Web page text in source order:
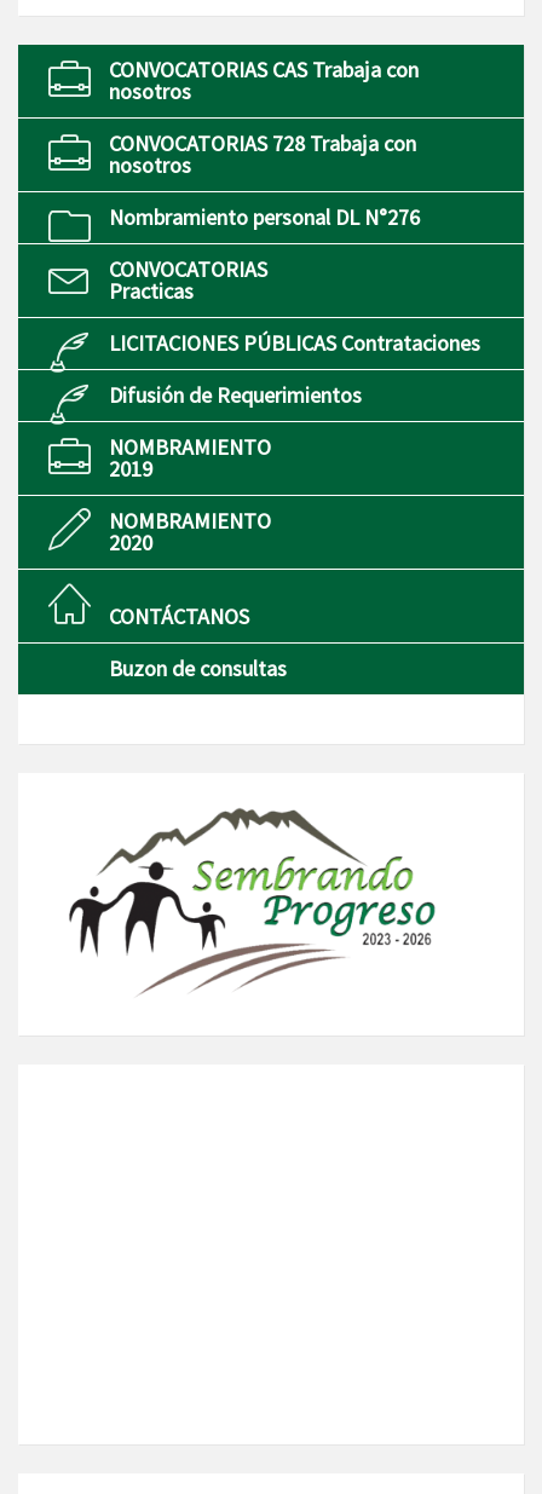
CONVOCATORIAS CAS Trabaja con
nosotros
CONVOCATORIAS 728 Trabaja con
nosotros
Nombramiento personal DL N°276
CONVOCATORIAS
Practicas
LICITACIONES PÚBLICAS Contrataciones
Difusión de Requerimientos
NOMBRAMIENTO
2019
NOMBRAMIENTO
2020
CONTÁCTANOS
Buzon de consultas